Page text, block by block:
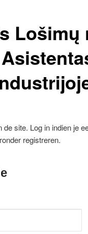
Lošimų
site. Log in indien je
registreren.